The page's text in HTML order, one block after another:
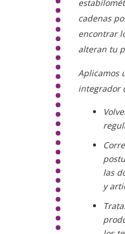
cadenas
encontrar
alteran tu
Aplicamos
integrador
las
y